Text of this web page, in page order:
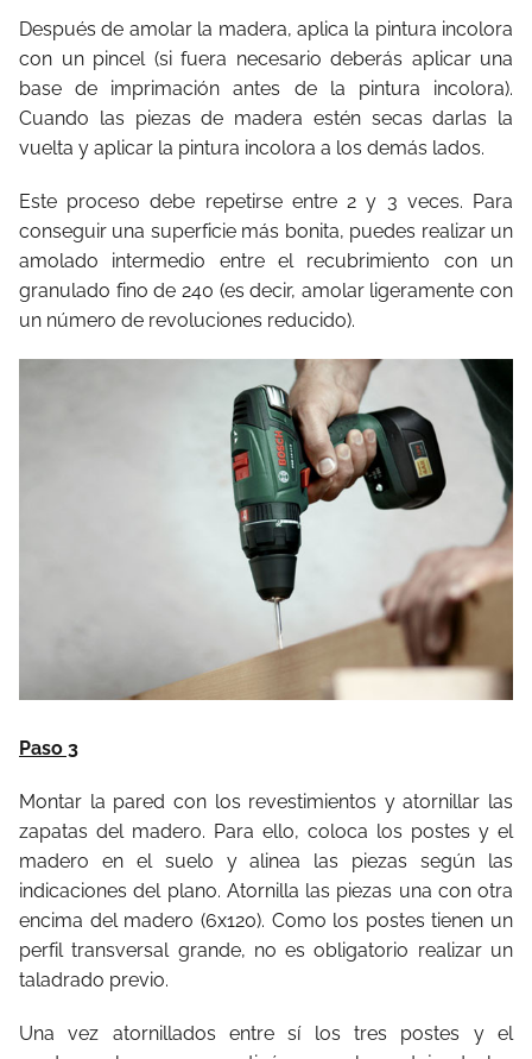
Después de amolar la madera, aplica la pintura incolora
con un pincel (si fuera necesario deberás aplicar una
base de imprimación antes de la pintura incolora).
Cuando las piezas de madera estén secas darlas la
vuelta y aplicar la pintura incolora a los demás lados.
Este proceso debe repetirse entre 2 y 3 veces. Para
conseguir una superficie más bonita, puedes realizar un
amolado intermedio entre el recubrimiento con un
granulado fino de 240 (es decir, amolar ligeramente con
un número de revoluciones reducido).
Paso 3
Montar la pared con los revestimientos y atornillar las
zapatas del madero. Para ello, coloca los postes y el
madero en el suelo y alinea las piezas según las
indicaciones del plano. Atornilla las piezas una con otra
encima del madero (6x120). Como los postes tienen un
perfil transversal grande, no es obligatorio realizar un
taladrado previo.
Una vez atornillados entre sí los tres postes y el